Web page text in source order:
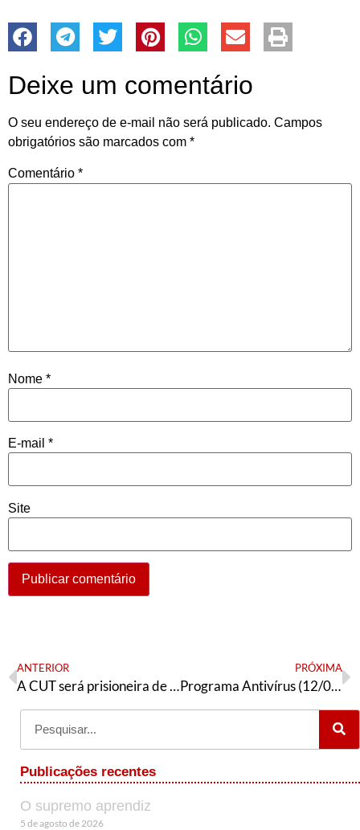
Deixe um comentário
O seu endereço de e-mail não será publicado. Campos
obrigatórios são marcados com *
Comentário *
Nome *
E-mail *
Site
ANTERIOR
A CUT será prisioneira de centrais pelegas?
PRÓXIMA
Programa Antivírus (12/06/2023)
Publicações recentes
O supremo aprendiz
5 de agosto de 2026